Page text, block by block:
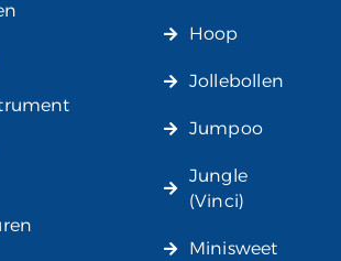
Hoop
Jollebollen
Jumpoo
Jungle
(Vinci)
Minisweet